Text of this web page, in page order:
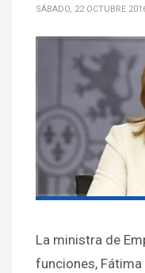
SÁBADO, 22 OCTUBRE
La ministra de
funciones, Fátima